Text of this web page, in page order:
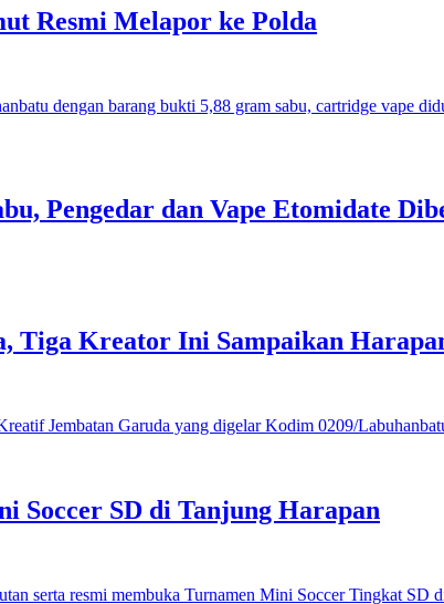
Resmi Melapor ke Polda
Pengedar dan Vape Etomidate
Tiga Kreator Ini Sampaikan
Soccer SD di Tanjung Harapan